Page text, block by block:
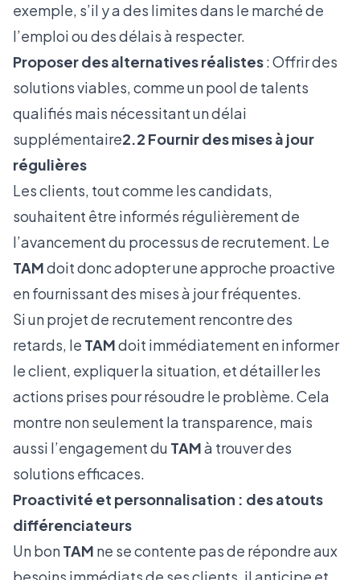
exemple, s’il y a des limites dans le marché de
l’emploi ou des délais à respecter.
Proposer des alternatives réalistes: Offrir des
solutions viables, comme un pool de talents
qualifiés mais nécessitant un délai
supplémentaire2.2 Fournir des mises à jour
régulières
Les clients, tout comme les candidats,
souhaitent être informés régulièrement de
l’avancement du processus de recrutement. Le
TAMdoit donc adopter une approche proactive
en fournissant des mises à jour fréquentes.
Si un projet de recrutement rencontre des
retards, le TAMdoit immédiatement en informer
le client, expliquer la situation, et détailler les
actions prises pour résoudre le problème. Cela
montre non seulement la transparence, mais
aussi l’engagement du TAMà trouver des
solutions efficaces.
Proactivité et personnalisation : des atouts
différenciateurs
Un bonTAM ne se contente pas de répondre aux